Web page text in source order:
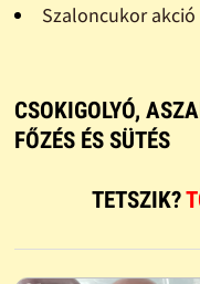
Szaloncukor akció
CSOKIGOLYÓ,
FŐZÉS ÉS SÜTÉS
TETSZIK?